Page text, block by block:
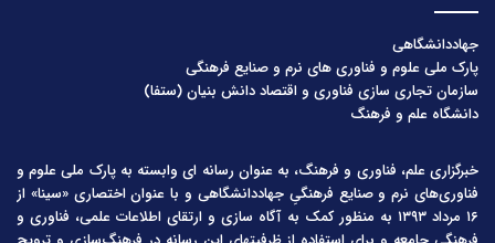
جهاددانشگاهی
پارک ملی علوم و فناوری های نرم و صنایع فرهنگی
سازمان تجاری سازی فناوری و اقتصاد دانش بنیان (ستفا)
دانشگاه علم و فرهنگ
خبرگزاری علم، فناوری و فرهنگ، به عنوان رسانه ای وابسته به پارک ملی علوم و
فناوری‌های نرم و صنایع فرهنگیِ جهاددانشگاهی و با عنوان اختصاری «سینا» از
۱۶ مرداد ۱۳۹۳ به منظور کمک به آگاه سازی و ارتقای اطلاعات علمی، فناوری و